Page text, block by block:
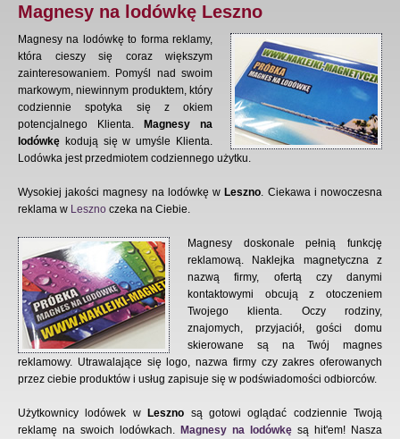
Magnesy na lodówkę Leszno
Magnesy na lodówkę to forma reklamy,
która cieszy się coraz większym
zainteresowaniem. Pomyśl nad swoim
markowym, niewinnym produktem, który
codziennie spotyka się z okiem
potencjalnego Klienta. Magnesy na
lodówkę kodują się w umyśle Klienta.
Lodówka jest przedmiotem codziennego użytku.
Wysokiej jakości magnesy na lodówkę wLeszno. Ciekawa i nowoczesna
reklama w Leszno czeka na Ciebie.
Magnesy doskonale pełnią funkcję
reklamową. Naklejka magnetyczna z
nazwą firmy, ofertą czy danymi
kontaktowymi obcują z otoczeniem
Twojego klienta. Oczy rodziny,
znajomych, przyjaciół, gości domu
skierowane są na Twój magnes
reklamowy. Utrawalające się logo, nazwa firmy czy zakres oferowanych
przez ciebie produktów i usług zapisuje się w podświadomości odbiorców.
Użytkownicy lodówek wLeszno są gotowi oglądać codziennie Twoją
reklamę na swoich lodówkach. Magnesy na lodówkę są hit'em! Nasza